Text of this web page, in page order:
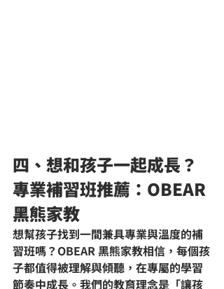
四、想和孩子一起成長？
專業補習班推薦：OBEAR
黑熊家教
想幫孩子找到一間兼具專業與溫度的補
習班嗎？OBEAR 黑熊家教相信，每個孩
子都值得被理解與傾聽，在專屬的學習
節奏中成長。我們的教育理念是「讓孩